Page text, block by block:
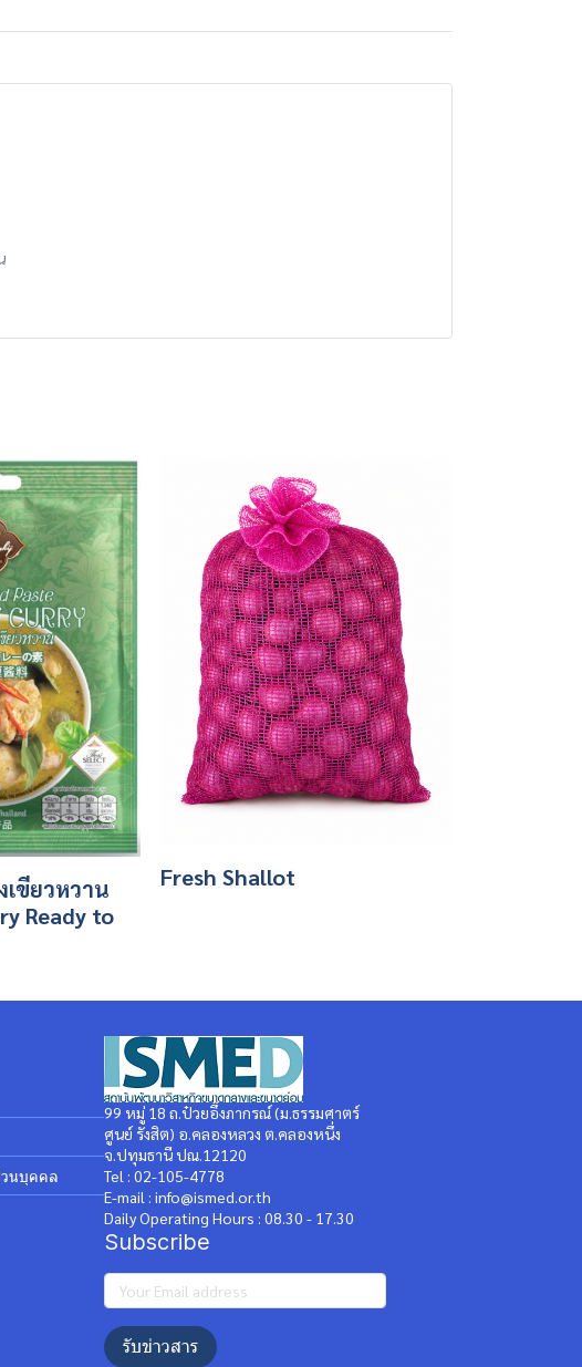
ขียวหวาน
Ready to
Fresh Shallot
นบุคคล
99 หมู่ 18 ถ.ป๋วยอึ๊งภากรณ์ (ม.ธรรมศาตร์
ศูนย์ รังสิต) อ.คลองหลวง ต.คลองหนึ่ง
จ.ปทุมธานี ปณ.12120
Tel : 02-105-4778
E-mail : info@ismed.or.th
Daily Operating Hours : 08.30 - 17.30
Subscribe
รับข่าวสาร